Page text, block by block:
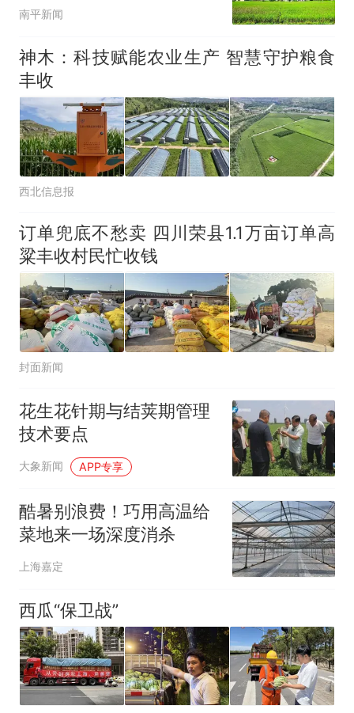
走出科学施肥增效新路径
南平新闻
神木：科技赋能农业生产 智慧守护粮食
丰收
西北信息报
订单兜底不愁卖 四川荣县1.1万亩订单高
粱丰收村民忙收钱
封面新闻
花生花针期与结荚期管理
技术要点
大象新闻 APP专享
酷暑别浪费！巧用高温给
菜地来一场深度消杀
上海嘉定
西瓜“保卫战”